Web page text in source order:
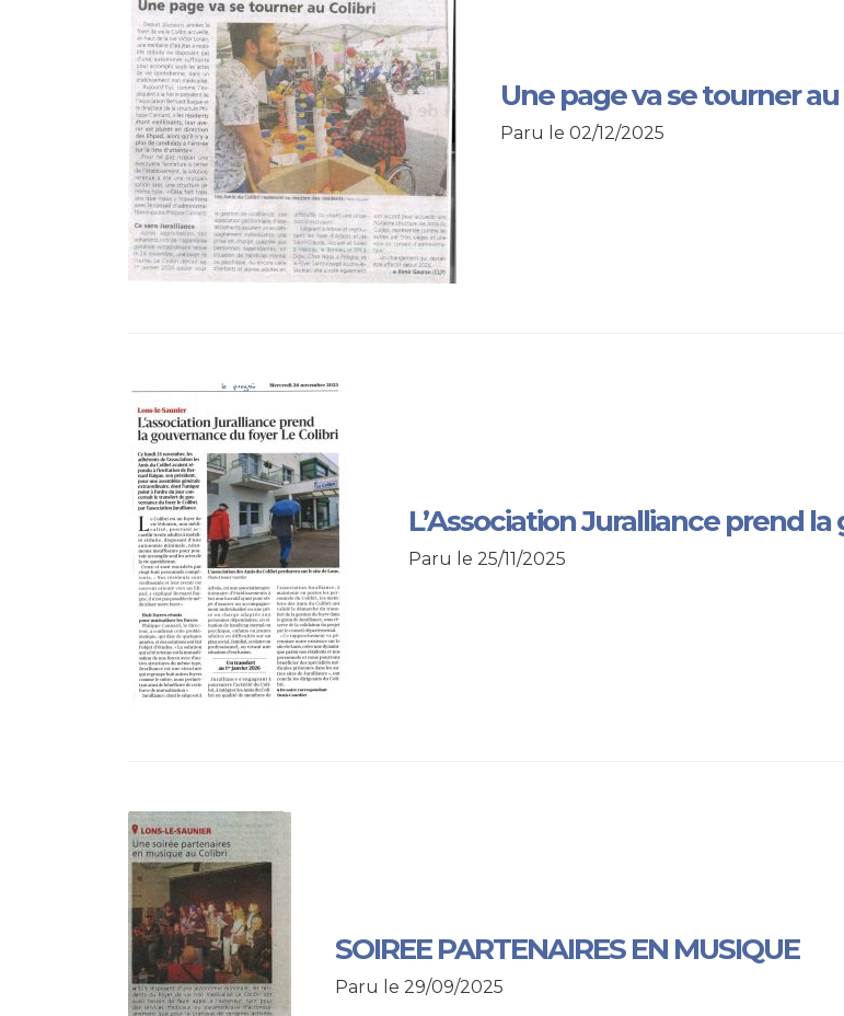
Une page va se tourner
Paru le 02/12/2025
L’Association Juralliance prend
Paru le 25/11/2025
SOIREE PARTENAIRES EN MUSIQUE
Paru le 29/09/2025